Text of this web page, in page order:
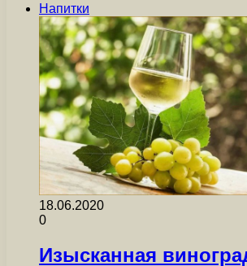
Напитки
18.06.2020
0
Изысканная